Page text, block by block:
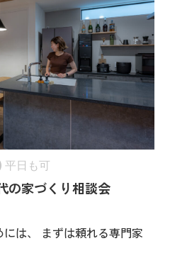
平日も可
の家づくり相談会
は、 まずは頼れる専門家